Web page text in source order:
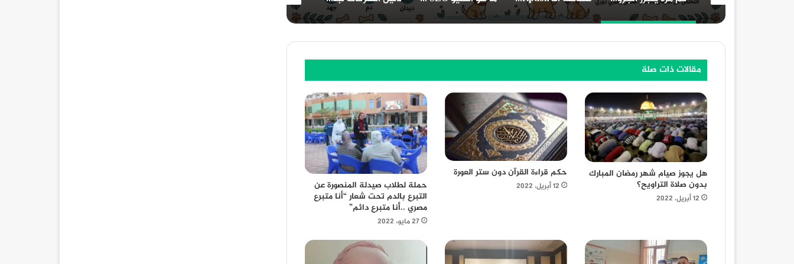
مقالات ذات صلة
هل يجوز صيام شهر رمضان المبارك
بدون صلاة التراويح؟
12 أبريل، 2022
حكم قراءة القرآن دون ستر العورة
12 أبريل، 2022
حملة لطلاب صيدلة المنصورة عن
التبرع بالدم تحت شعار “أنا متبرع
مصري ..أنا متبرع دائم”
27 مايو، 2022